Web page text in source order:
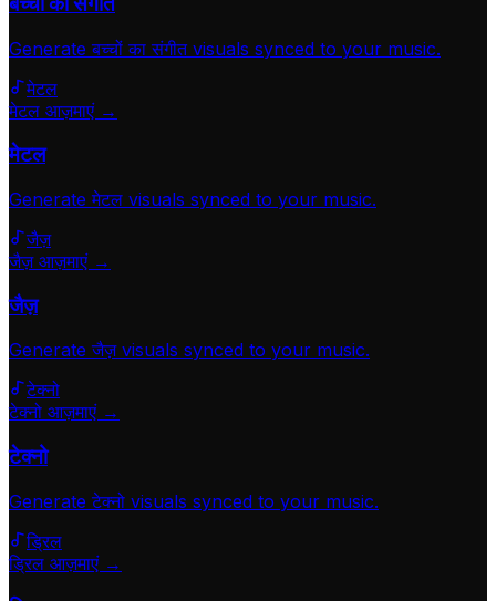
Generateबच्चों का संगीतvisuals synced to your music.
मेटल
मेटल आज़माएं →
मेटल
Generateमेटल visuals synced to your music.
जैज़
जैज़ आज़माएं →
जैज़
Generateजैज़visuals synced to your music.
टेक्नो
टेक्नो आज़माएं →
टेक्नो
Generateटेक्नो visuals synced to your music.
ड्रिल
ड्रिल आज़माएं →